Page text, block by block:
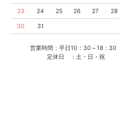
23 24 25 26 27 28
30 31
営業時間：平日10：30～18：30
定休日 ：土・日・祝